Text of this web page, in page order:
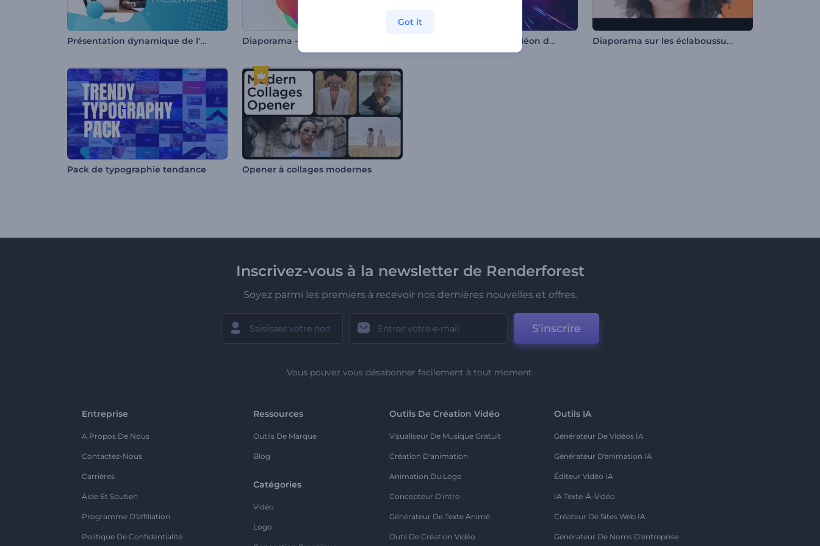
Présentation dynamique de l'entreprise Pack typographique - Néon des années 80 Diaporama sur les éclaboussures d'encre
Pack de typographie tendance Opener à collages modernes
Inscrivez-vous à la newsletter de Renderforest
Soyez parmi les premiers à recevoir nos dernières nouvelles et offres.
S'inscrire
Vous pouvez vous désabonner facilement à tout moment.
Entreprise
A Propos De Nous
Contactez-Nous
Carrières
Aide Et Soutien
Programme D'affiliation
Politique De Confidentialité
Ressources
Outils De Marque
Blog
Catégories
Vidéo
Logo
Outils De Création Vidéo
Visualiseur De Musique Gratuit
Création D'animation
Animation Du Logo
Concepteur D'intro
Générateur De Texte Animé
Outil De Création Vidéo
Outils IA
Générateur De Vidéos IA
Générateur D'animation IA
Éditeur Vidéo IA
IA Texte-À-Vidéo
Créateur De Sites Web IA
Générateur De Noms D'entreprise
Got it